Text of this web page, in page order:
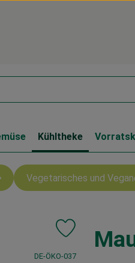
Kühltheke
Vegetarisches und
Produkt zu
, Kontrollstelle:
DE-ÖKO-037